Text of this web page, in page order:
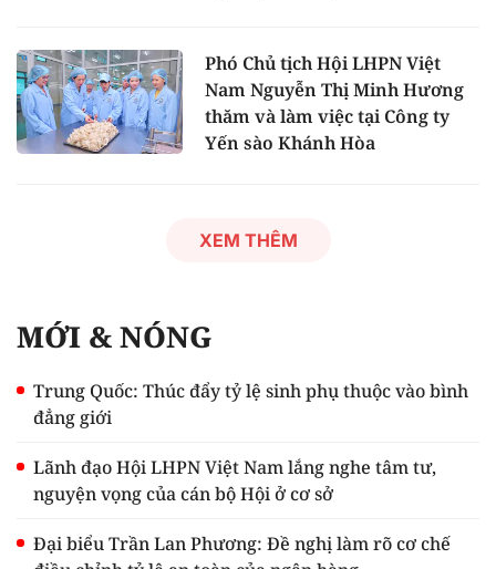
Phó Chủ tịch Hội LHPN Việt
Nam Nguyễn Thị Minh Hương
thăm và làm việc tại Công ty
Yến sào Khánh Hòa
XEM THÊM
MỚI & NÓNG
Trung Quốc: Thúc đẩy tỷ lệ sinh phụ thuộc vào bình
đẳng giới
Lãnh đạo Hội LHPN Việt Nam lắng nghe tâm tư,
nguyện vọng của cán bộ Hội ở cơ sở
Đại biểu Trần Lan Phương: Đề nghị làm rõ cơ chế